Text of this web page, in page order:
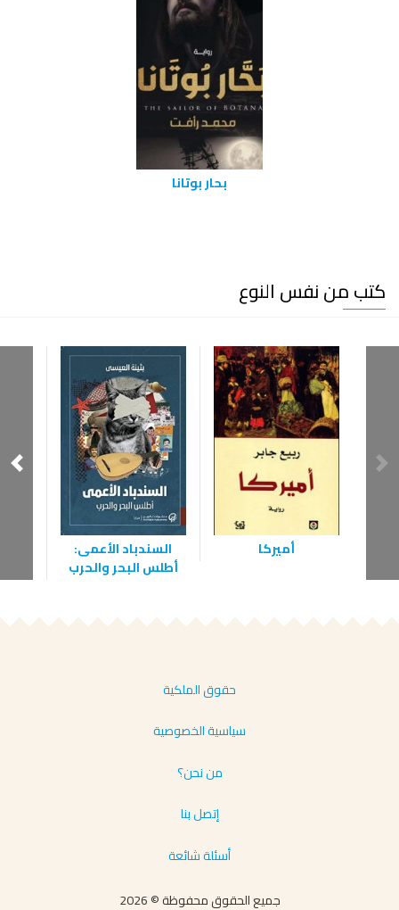
بحار بوتانا
كتب من نفس النوع
أميركا
السندباد الأعمى:
أطلس البحر والحرب
حقوق الملكية
سياسية الخصوصية
من نحن؟
إتصل بنا
أسئلة شائعة
جميع الحقوق محفوظة © 2026